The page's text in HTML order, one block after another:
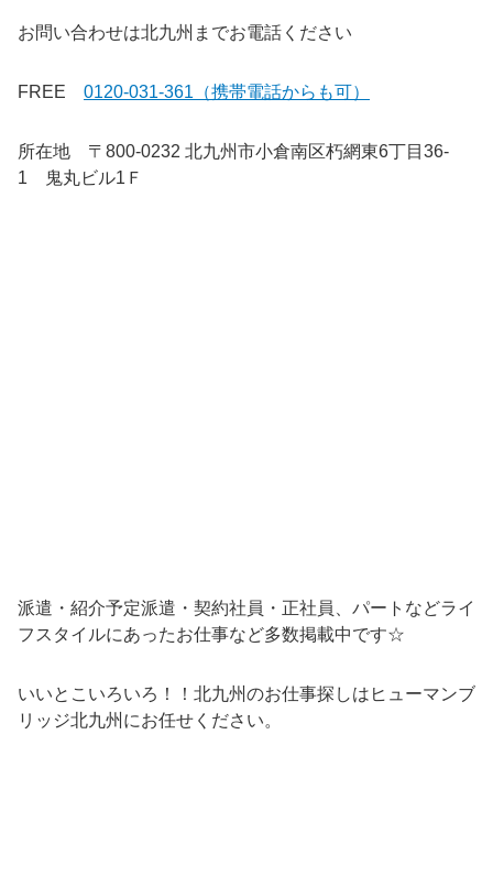
お問い合わせは北九州までお電話ください
FREE 0120-031-361（携帯電話からも可）
所在地 〒800-0232 北九州市小倉南区朽網東6丁目36-
1 鬼丸ビル1Ｆ
派遣・紹介予定派遣・契約社員・正社員、パートなどライ
フスタイルにあったお仕事など多数掲載中です☆
いいとこいろいろ！！北九州のお仕事探しはヒューマンブ
リッジ北九州にお任せください。